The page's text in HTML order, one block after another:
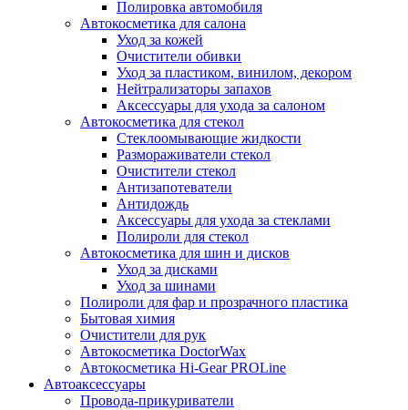
Полировка автомобиля
Автокосметика для салона
Уход за кожей
Очистители обивки
Уход за пластиком, винилом, декором
Нейтрализаторы запахов
Аксессуары для ухода за салоном
Автокосметика для стекол
Стеклоомывающие жидкости
Размораживатели стекол
Очистители стекол
Антизапотеватели
Антидождь
Аксессуары для ухода за стеклами
Полироли для стекол
Автокосметика для шин и дисков
Уход за дисками
Уход за шинами
Полироли для фар и прозрачного пластика
Бытовая химия
Очистители для рук
Автокосметика DoctorWax
Автокосметика Hi-Gear PROLine
Автоаксессуары
Провода-прикуриватели